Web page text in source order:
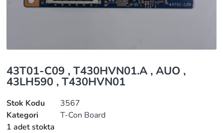
43T01-C09 , T430HVN01.A , AUO ,
43LH590 , T430HVN01
Stok Kodu
3567
Kategori
T-Con Board
1 adet stokta